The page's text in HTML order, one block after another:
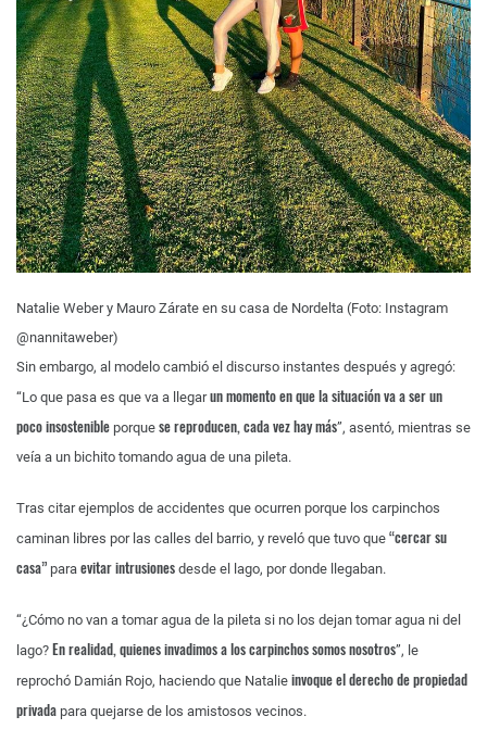
Natalie Weber y Mauro Zárate en su casa de Nordelta (Foto: Instagram
@nannitaweber)
Sin embargo, al modelo cambió el discurso instantes después y agregó:
“Lo que pasa es que va a llegarun momento en que la situación va a ser un
poco insostenible porque se reproducen, cada vez hay más”, asentó, mientras se
veía a un bichito tomando agua de una pileta.
Tras citar ejemplos de accidentes que ocurren porque los carpinchos
caminan libres por las calles del barrio, y reveló que tuvo que “cercar su
casa” para evitar intrusiones desde el lago, por donde llegaban.
“¿Cómo no van a tomar agua de la pileta si no los dejan tomar agua ni del
lago? En realidad, quienes invadimos a los carpinchos somos nosotros”, le
reprochó Damián Rojo, haciendo que Natalie invoque el derecho de propiedad
privada para quejarse de los amistosos vecinos.